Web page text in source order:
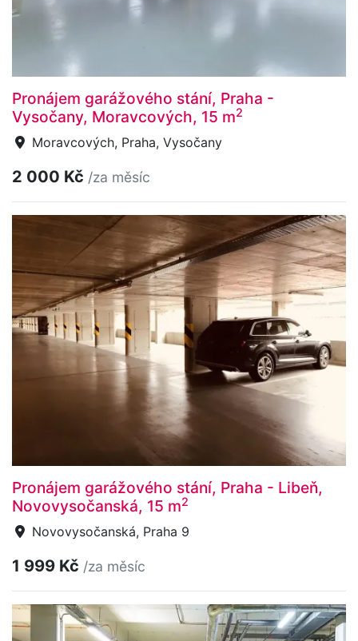
Pronájem garážového stání, Praha -
Vysočany, Moravcových, 15 m2
Moravcových, Praha, Vysočany
2 000 Kč /za měsíc
Pronájem garážového stání, Praha - Libeň,
Novovysočanská, 15 m2
Novovysočanská, Praha 9
1 999 Kč /za měsíc